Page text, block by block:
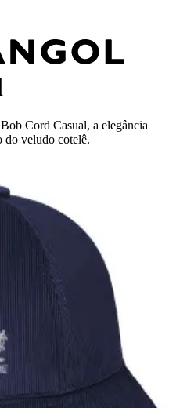
Cord Casual, a elegância
do veludo cotelê.